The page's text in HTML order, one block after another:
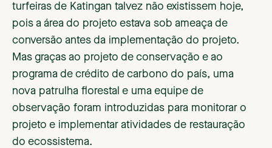
turfeiras de Katingan talvez não existissem hoje,
pois a área do projeto estava sob ameaça de
conversão antes da implementação do projeto.
Mas graças ao projeto de conservação e ao
programa de crédito de carbono do país, uma
nova patrulha florestal e uma equipe de
observação foram introduzidas para monitorar o
projeto e implementar atividades de restauração
do ecossistema.